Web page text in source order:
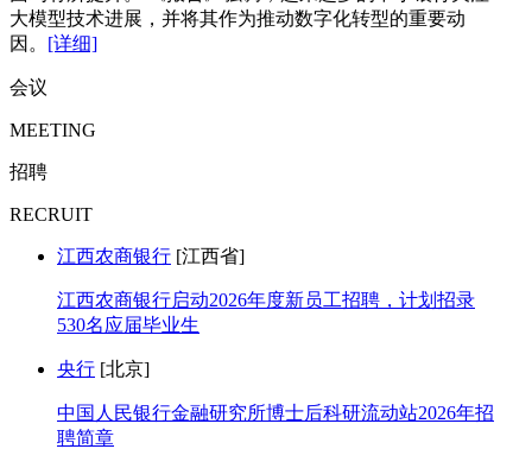
大模型技术进展，并将其作为推动数字化转型的重要动
因。 [详细]
会议
MEETING
招聘
RECRUIT
江西农商银行 [江西省]
江西农商银行启动2026年度新员工招聘，计划招录
530名应届毕业生
央行 [北京]
中国人民银行金融研究所博士后科研流动站2026年招
聘简章